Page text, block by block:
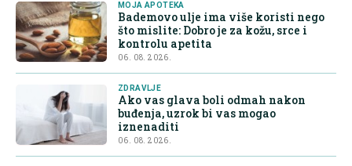
MOJA APOTEKA
Bademovo ulje ima više koristi nego
što mislite: Dobro je za kožu, srce i
kontrolu apetita
06. 08. 2026.
ZDRAVLJE
Ako vas glava boli odmah nakon
buđenja, uzrok bi vas mogao
iznenaditi
06. 08. 2026.